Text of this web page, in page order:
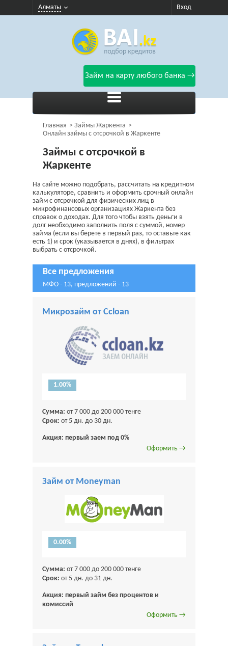
Алматы Вход
Займ на карту любого банка →
Главная
Займы Жаркента
Онлайн займы с отсрочкой в Жаркенте
Займы с отсрочкой в
Жаркенте
На сайте можно подобрать, рассчитать на кредитном
калькуляторе, сравнить и оформить срочный онлайн
займ с отсрочкой для физических лиц в
микрофинансовых организациях Жаркента без
справок о доходах. Для того чтобы взять деньги в
долг необходимо заполнить поля с суммой, номер
займа (если вы берете в первый раз, то оставьте как
есть 1) и срок (указывается в днях), в фильтрах
выбрать с отсрочкой.
Все предложения
МФО - 13, предложений - 13
Микрозайм от Ccloan
1.00%
Сумма: от 7 000 до 200 000 тенге
Срок: от 5 дн. до 30 дн.
Акция: первый заем под 0%
Оформить →
Займ от Moneyman
0.00%
Сумма: от 7 000 до 200 000 тенге
Срок: от 5 дн. до 31 дн.
Акция: первый займ без процентов и
комиссий
Оформить →